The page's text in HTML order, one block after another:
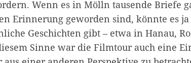
Wenn es in Mölln tausende Briefe
Erinnerung geworden sind, könnte es ja
Geschichten gibt – etwa in Hanau,
Sinne war die Filmtour auch eine